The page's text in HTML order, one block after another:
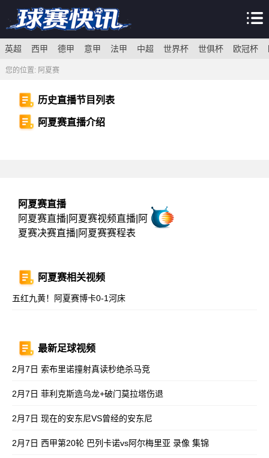
英超 西甲 德甲 意甲 法甲 中超 世界杯 世俱杯 欧冠杯
您的位置: 阿夏赛
历史直播节目列表
阿夏赛直播介绍
阿夏赛直播
阿夏赛直播|阿夏赛视频直播|阿
夏赛决赛直播|阿夏赛赛程表
阿夏赛相关视频
五红九黄！阿夏赛博卡0-1河床
最新足球视频
2月7日 索布里诺撞射真读秒绝杀马竞
2月7日 菲利克斯造乌龙+破门莫拉塔伤退
2月7日 现在的安东尼VS曾经的安东尼
2月7日 西甲第20轮 巴列卡诺vs阿尔梅里亚 录像 集锦